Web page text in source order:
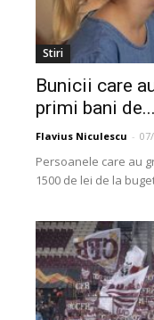
Stiri
Bunicii care
primi bani de...
Flavius Niculescu -
Persoanele care au
1500 de lei de la